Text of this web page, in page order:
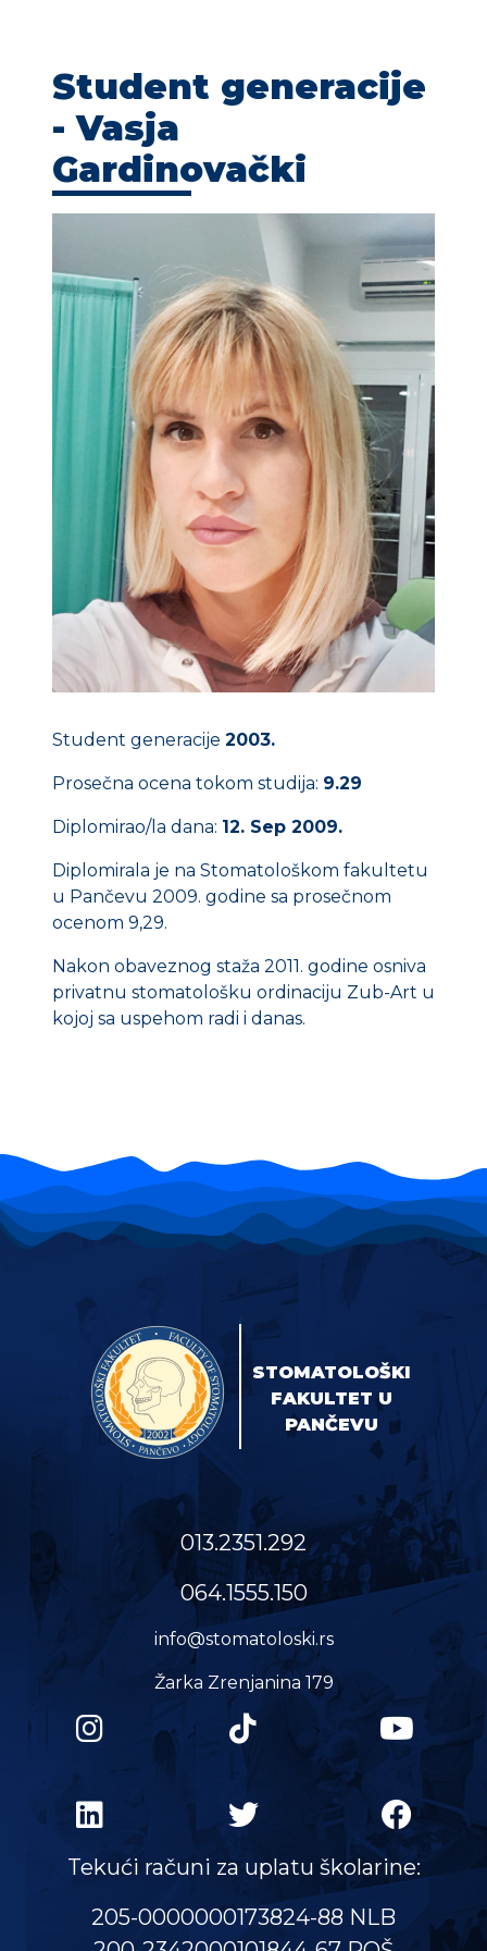
Student generacije
- Vasja
Gardinovački
Student generacije 2003.
Prosečna ocena tokom studija: 9.29
Diplomirao/la dana: 12. Sep 2009.
Diplomirala je na Stomatološkom fakultetu
u Pančevu 2009. godine sa prosečnom
ocenom 9,29.
Nakon obaveznog staža 2011. godine osniva
privatnu stomatološku ordinaciju Zub-Art u
kojoj sa uspehom radi i danas.
STOMATOLOŠKI
FAKULTET U
PANČEVU
013.2351.292
064.1555.150
info@stomatoloski.rs
Žarka Zrenjanina 179
Tekući računi za uplatu školarine:
205-0000000173824-88 NLB